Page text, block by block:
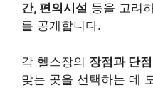
간, 편의시설 등을 고려
를 공개합니다.
각 헬스장의 장점과 단점
맞는 곳을 선택하는 데